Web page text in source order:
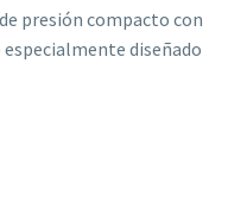
presión compacto con
diseñado